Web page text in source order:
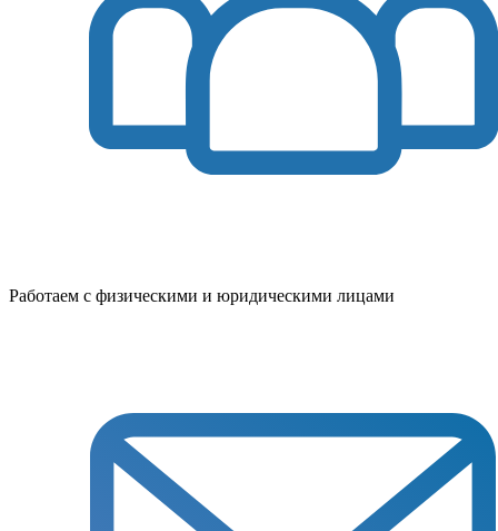
Работаем с физическими и юридическими лицами